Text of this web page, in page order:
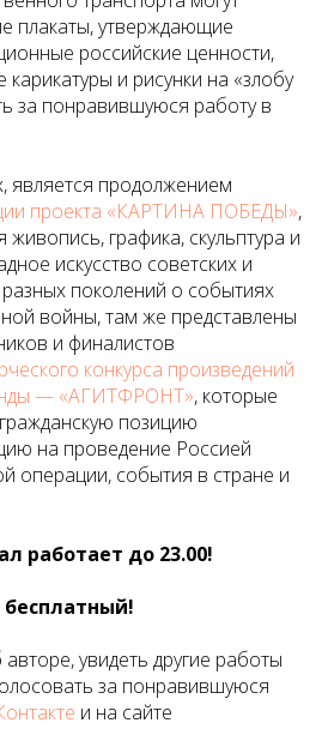
плакаты, утверждающие
российские ценности,
карикатуры и рисунки на «злобу
за понравившуюся работу в
является продолжением
проекта «КАРТИНА ПОБЕДЫ»,
живопись, графика, скульптура и
искусство советских и
поколений о событиях
войны, там же представлены
и финалистов
конкурса произведений
— «АГИТФРОНТ», которые
позицию
на проведение Россией
операции, события в стране и
работает до 23.00!
увидеть другие работы
за понравившуюся
и на сайте